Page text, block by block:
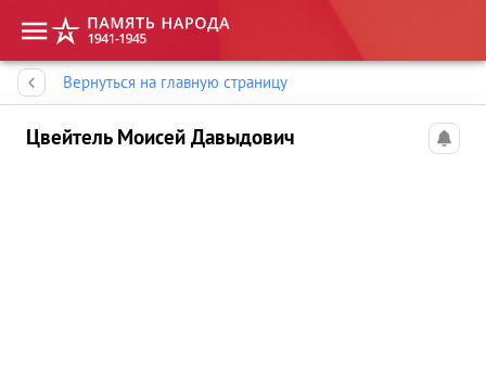
Вернуться на главную страницу
Цвейтель Моисей Давыдович
Память народа